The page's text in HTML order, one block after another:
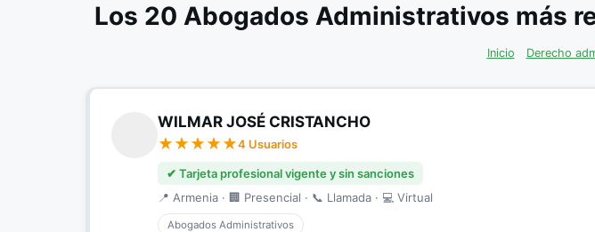
Los 20 Abogados Administrativos más
Inicio Derecho
WILMAR JOSÉ CRISTANCHO
4 Usuarios
✔ Tarjeta profesional vigente y sin sanciones
📍 Armenia · 🏢 Presencial · 📞 Llamada · 💻 Virtual
Abogados Administrativos